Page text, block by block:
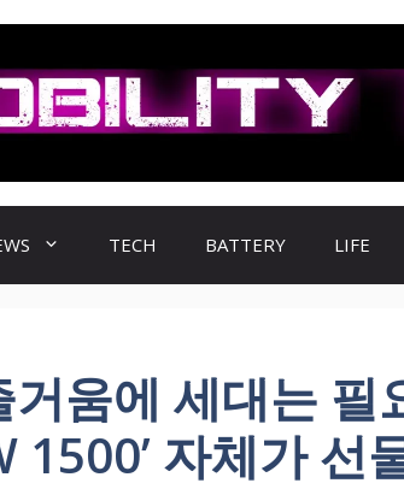
TECH BATTERY LIFE
거움에 세대는 필
1500’ 자체가 선